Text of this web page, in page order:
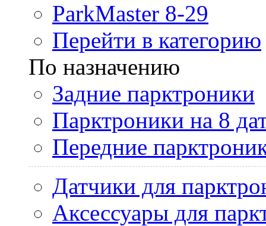
ParkMaster 8-29
Перейти в категорию
По назначению
Задние парктроники
Парктроники на 8
Передние
Датчики для
Аксессуары для